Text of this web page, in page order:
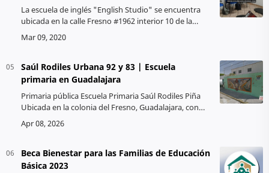
La escuela de inglés "English Studio" se encuentra
ubicada en la calle Fresno #1962 interior 10 de la
colonia Del Fresno, entre la calle ébano y nogal.
Ofrece modalidades de c…
Saúl Rodiles Urbana 92 y 83 | Escuela
primaria en Guadalajara
Primaria pública Escuela Primaria Saúl Rodiles Piña
Ubicada en la colonia del Fresno, Guadalajara, con
turno matutino y ve…
Beca Bienestar para las Familias de Educación
Básica 2023